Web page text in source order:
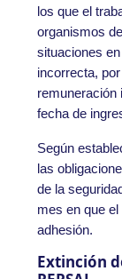
los que el
organismos
situaciones
incorrecta,
remuneración
fecha de
Según
las
de la
mes en que
adhesión.
Extinción